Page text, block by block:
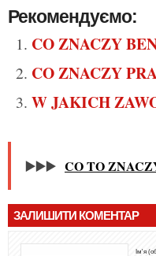
Рекомендуємо:
CO ZNACZY
CO ZNACZY
W JAKICH
▶️▶️▶️ CO TO
ЗАЛИШИТИ КОМЕНТАР
Ім'я